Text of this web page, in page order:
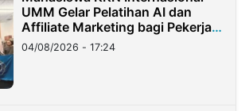
UMM Gelar Pelatihan AI dan
Affiliate Marketing bagi Pekerja
Migran Indonesia di Taiwan
04/08/2026 - 17:24